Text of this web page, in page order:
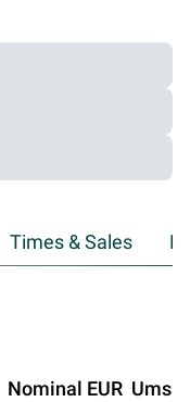
Times & Sales
Nominal EUR